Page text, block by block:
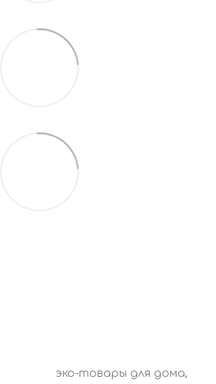
эко-товары для дома,